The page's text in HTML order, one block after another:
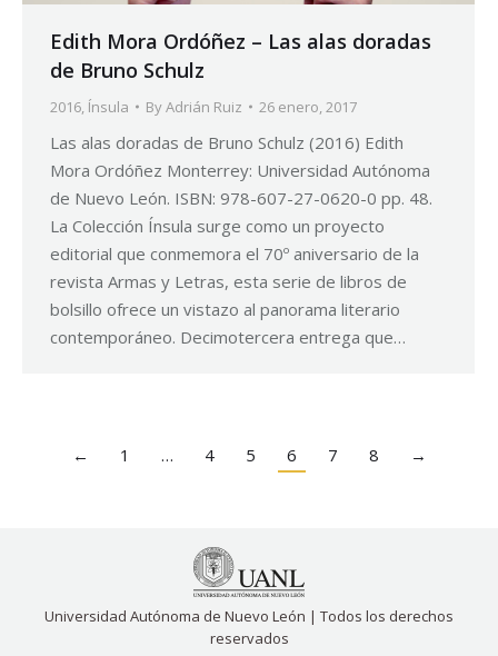
Edith Mora Ordóñez – Las alas doradas
de Bruno Schulz
2016, Ínsula ByAdrián Ruiz 26 enero, 2017
Las alas doradas de Bruno Schulz (2016) Edith
Mora Ordóñez Monterrey: Universidad Autónoma
de Nuevo León. ISBN: 978-607-27-0620-0 pp. 48.
La Colección Ínsula surge como un proyecto
editorial que conmemora el 70º aniversario de la
revista Armas y Letras, esta serie de libros de
bolsillo ofrece un vistazo al panorama literario
contemporáneo. Decimotercera entrega que…
← 1 … 4 5 6 7 8 →
Universidad Autónoma de Nuevo León | Todos los derechos
reservados